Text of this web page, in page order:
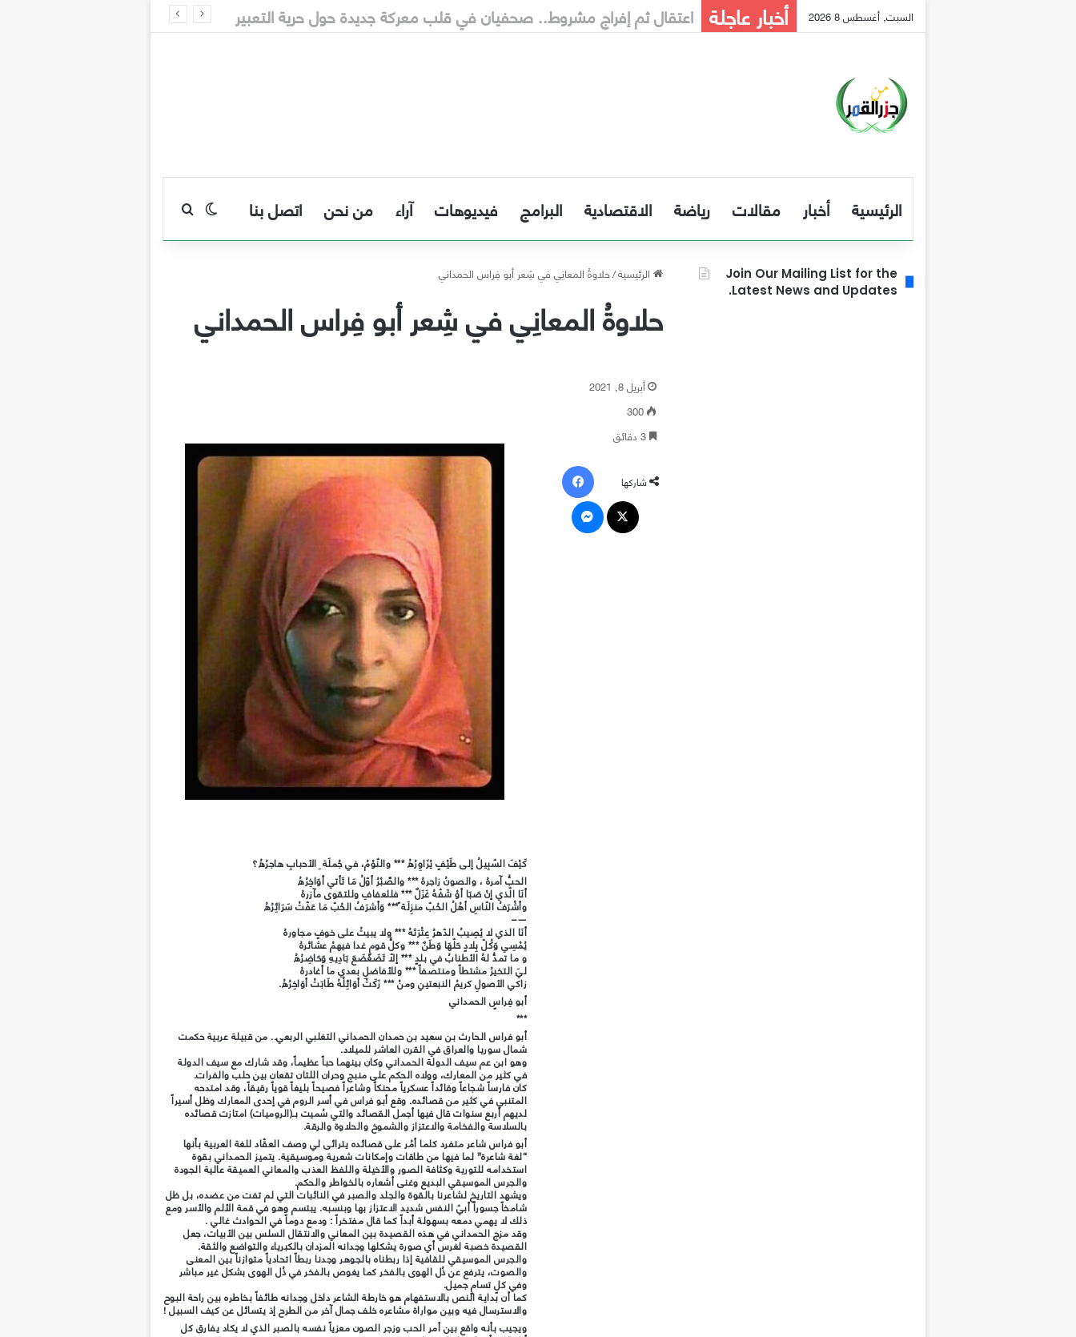
السبت, أغسطس 8 2026 أخبار عاجلة إنذار مبكر إلى الحكومة
الرئيسية أخبار مقالات رياضة الاقتصادية البرامج فيديوهات آراء من نحن اتصل بنا الوضع المظلم
الرئيسية/حلاوةُ المعانِي في شِعر أبو فِراس الحمداني
حلاوةُ المعانِي في شِعر أبو فِراس الحمداني
كَيْفَ السّبِيلُ إلى طَيْفٍ يُزَاوِرُهُ *** والنّوْمُ، في جُملَة ِ الأحبابِ هاجرُهُ؟
الحبُّ آمرهُ ، والصونُ زاجرهُ *** والصَّبْرُ أوّلُ مَا تَأتي أوَاخِرُهُ
أنَا الّذي إنْ صَبَا أوْ شَفّهُ غَزَلٌ *** فللعفافِ وللتقوى مآزرهُ
وأشْرَفُ النّاسِ أهْلُ الحُبّ منزِلَة ً*** وَأشرَفُ الحُبّ مَا عَفّتْ سَرَائِرُهُ
—–
أنَا الذي لا يُصِيبُ الدّهرُ عِتْرَتَهُ *** ولا يبيتُ على خوفٍ مجاورهُ
يُمْسِي وَكُلّ بِلادٍ حَلّهَا وَطَنٌ *** وكلُّ قومٍ غدا فيهمْ عشائرهُ
و ما تمدُّ لهُ الأطنابُ في بلدٍ *** إلاّ تَضَعْضَعَ بَادِيهِ وَحَاضِرُهُ
ليَ التخيرُ مشتطاً ومنتصفاً *** وللأفاضلِ بعدي ما أغادرهُ
زاكي الأصولِ كريمُ النبعتينِ ومنْ *** زَكَتْ أوَائِلُهُ طَابَتْ أوَاخِرُهُ.
أبو فِراسٍ الحمداني
***
أبو فراس الحارث بن سعيد بن حمدان الحمداني التغلبي الربعي.. من قبيلة عربية حكمت
شمال سوريا والعراق في القرن العاشر للميلاد.
وهو ابن عم سيف الدولة الحمداني وكان بينهما حباً عظيماً، وقد شارك مع سيف الدولة
في كثير من المعارك، وولاه الحكم على منبج وحران اللتان تقعان بين حلب والفرات.
كان فارساً شجاعاً وقائداً عسكرياً محنكاً وشاعراً فصيحاً بليغاً قوياً رقيقاً، وقد امتدحه
المتنبي في كثير من قصائده. وقع أبو فراس في أسر الروم في إحدى المعارك وظل أسيراً
لديهم أربع سنوات قال فيها أجمل القصائد والتي سُميت بـ(الروميات) امتازت قصائده
بالسلاسة والفخامة والاعتزاز والشموخ والحلاوة والرقة.
أبو فراس شاعر متفرد كلما أمُر على قصائده يترائى لي وصف العقّاد للغة العربية بأنها
“لغة شاعرة” لما فيها من طاقات وإمكانات شعرية وموسيقية. يتميز الحمداني بقوة
استخدامه للتورية وكثافة الصور والأخيلة واللفظ العذب والمعاني العميقة عالية الجودة
والجرس الموسيقي البديع وغنى أشعاره بالخواطر والحكم.
ويشهد التاريخ لشاعرنا بالقوة والجلد والصبر في النائبات التي لم تفت من عضده، بل ظل
شامخاً جسوراً أبيّ النفس شديد الاعتزاز بها وبنسبه. يبتسم وهو في قمة الألم والأسر ومع
ذلك لا يهمي دمعه بسهولة أبداً كما قال مفتخراً : ودمع دوماً في الحوادث غالي .
وقد مزج الحمداني في هذه القصيدة بين المعاني والانتقال السلس بين الأبيات، جعل
القصيدة خصبة لغرس أي صورة يشكلها وجدانه المزدان بالكبرياء والتواضع والثقة.
والجرس الموسيقي للقافية إذا ربطناه بالجوهر وجدنا ربطاً اتحادياً متوازناً بين المعنى
والصوت، يترفع عن ذُل الهوى بالفخر كما يغوص بالفخر في ذُل الهوى بشكل غير مباشر
وفي كلٍ تسامٍ جميل.
كما أن بداية النص بالاستفهام هو خارطة الشاعر داخل وجدانه طائفاً بخاطره بين راحة البوح
والاسترسال فيه وبين مواراة مشاعره خلف جمال آخر من الطرح إذ يتسائل عن كيف السبيل !
ويجيب بأنه واقع بين أمر الحب وزجر الصون معزياً نفسه بالصبر الذي لا يكاد يفارق كل
أبريل 8, 2021
300
3 دقائق
شاركها
ماسنجر
Join Our Mailing List for the
Latest News and Updates.